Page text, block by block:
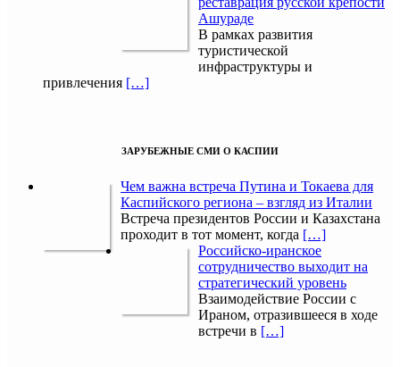
Ашураде
В рамках развития
туристической
инфраструктуры и
привлечения […]
ЗАРУБЕЖНЫЕ СМИ О КАСПИИ
Чем важна встреча Путина и Токаева для
Каспийского региона – взгляд из Италии
Встреча президентов России и Казахстана
проходит в тот момент, когда […]
Российско-иранское
сотрудничество выходит на
стратегический уровень
Взаимодействие России с
Ираном, отразившееся в ходе
встречи в […]